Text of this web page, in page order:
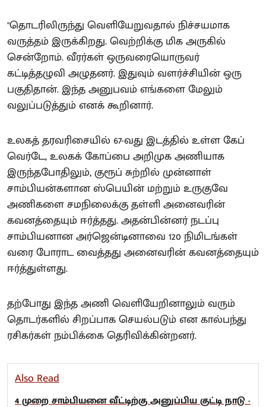
"தொடரிலிருந்து வெளியேறுவதால் நிச்சயமாக
வருத்தம் இருக்கிறது. வெற்றிக்கு மிக அருகில்
சென்றோம். வீரர்கள் ஒருவரையொருவர்
கட்டித்தழுவி அழுதனர். இதுவும் வளர்ச்சியின் ஒரு
பகுதிதான். இந்த அனுபவம் எங்களை மேலும்
வலுப்படுத்தும் எனக் கூறினார்.
உலகத் தரவரிசையில் 67-வது இடத்தில் உள்ள கேப்
வெர்டே, உலகக் கோப்பை அறிமுக அணியாக
இருந்தபோதிலும், குரூப் சுற்றில் முன்னாள்
சாம்பியன்களான ஸ்பெயின் மற்றும் உருகுவே
அணிகளை சமநிலைக்கு தள்ளி அனைவரின்
கவனத்தையும் ஈர்த்தது. அதன்பின்னர் நடப்பு
சாம்பியனான அர்ஜென்டினாவை 120 நிமிடங்கள்
வரை போராட வைத்தது அனைவரின் கவனத்தையும்
ஈர்த்துள்ளது.
தற்போது இந்த அணி வெளியேறினாலும் வரும்
தொடர்களில் சிறப்பாக செயல்படும் என கால்பந்து
ரசிகர்கள் நம்பிக்கை தெரிவிக்கின்றனர்.
Also Read
4 முறை சாம்பியனை வீட்டிற்கு அனுப்பிய குட்டி நாடு -